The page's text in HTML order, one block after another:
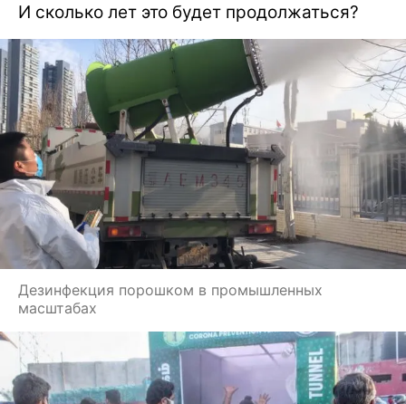
И сколько лет это будет продолжаться?
Дезинфекция порошком в промышленных
масштабах